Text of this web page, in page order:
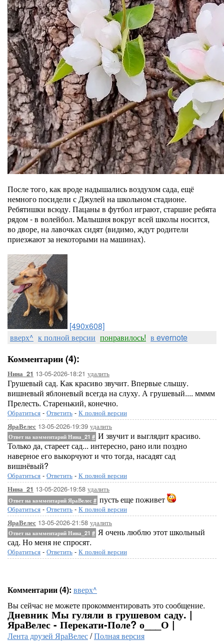
После того, как вроде надышались воздухом сада, ещё
немного посидели с Джулей на школьном стадионе.
Ребятишки всюду. Пацаны в футбол играют, старшие ребята
рядом - в волейбол. Малышня вокруг всей школы носится,
во дворе, на лавочках сидят (видимо, ждут родители
приезжают за некоторыми на машинах).
[490x608]
вверх^ к полной версии понравилось! в evernote
Комментарии (4):
Нина_21 13-05-2026-18:21 удалить
Грушевый сад. Как красиво звучит. Впервые слышу.
вишневый яблоневый всегда на слуху. А грушевый.... мммм
Прелесть. Старенький, конечно.
Обратиться - Ответить - К полной версии
ЯраВелес 13-05-2026-19:39 удалить
Ответ на комментарий Нина_21 # И звучит и выглядит красиво.
Только да, стареет сад... интересно, рано или поздно
наверное его выкорчуют и что тогда, насадят сад
вишнёвый?
Обратиться - Ответить - К полной версии
Нина_21 13-05-2026-19:58 удалить
Ответ на комментарий ЯраВелес # пусть еще поживет
Обратиться - Ответить - К полной версии
ЯраВелес 13-05-2026-21:58 удалить
Ответ на комментарий Нина_21 # Я очень люблю этот школьный
сад. Но меня не спросят.
Обратиться - Ответить - К полной версии
Комментарии (4): вверх^
Вы сейчас не можете прокомментировать это сообщение.
Дневник Мы гуляли в грушевом саду. |
ЯраВелес - Перекати-Поле? о___О |
Лента друзей ЯраВелес/Полная версия